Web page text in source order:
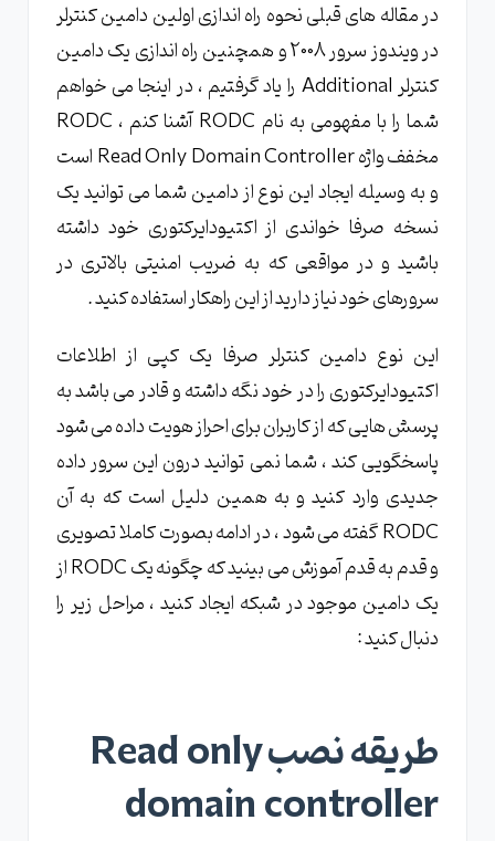
در مقاله های قبلی نحوه راه اندازی اولین دامین کنترلر
در ویندوز سرور 2008 و همچنین راه اندازی یک دامین
کنترلر Additional را یاد گرفتیم ، در اینجا می خواهم
شما را با مفهومی به نام RODC آشنا کنم ، RODC
مخفف واژه Read Only Domain Controller است
و به وسیله ایجاد این نوع از دامین شما می توانید یک
نسخه صرفا خواندی از اکتیودایرکتوری خود داشته
باشید و در مواقعی که به ضریب امنیتی بالاتری در
سرورهای خود نیاز دارید از این راهکار استفاده کنید .
این نوع دامین کنترلر صرفا یک کپی از اطلاعات
اکتیودایرکتوری را در خود نگه داشته و قادر می باشد به
پرسش هایی که از کاربران برای احراز هویت داده می شود
پاسخگویی کند ، شما نمی توانید درون این سرور داده
جدیدی وارد کنید و به همین دلیل است که به آن
RODC گفته می شود ، در ادامه بصورت کاملا تصویری
و قدم به قدم آموزش می بینید که چگونه یک RODC از
یک دامین موجود در شبکه ایجاد کنید ، مراحل زیر را
دنبال کنید :
طریقه نصب Read only
domain controller